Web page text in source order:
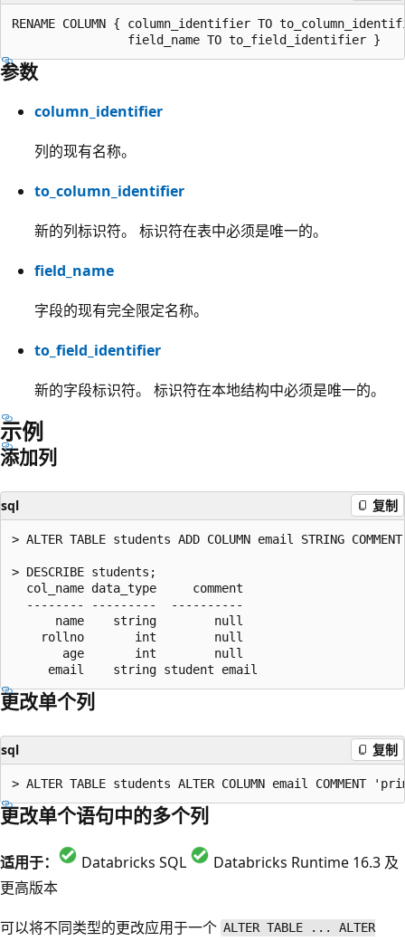
RENAME COLUMN { column_identifier TO
参数
column_identifier
列的现有名称。
to_column_identifier
新的列标识符。 标识符在表中必须是唯一的。
field_name
字段的现有完全限定名称。
to_field_identifier
新的字段标识符。 标识符在本地结构中必须是唯一的。
示例
添加列
sql 复制
> ALTER TABLE students ADD COLUMN email STRING
> DESCRIBE students;
  col_name data_type     comment
  -------- ---------  ----------
      name    string        null
    rollno       int        null
       age       int        null
更改单个列
sql 复制
更改单个语句中的多个列
适用于： Databricks SQL
Databricks Runtime 16.3 及
更高版本
可以将不同类型的更改应用于一个 ALTER TABLE ... ALTER